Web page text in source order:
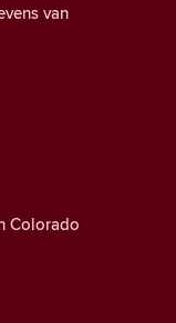
van
Colorado